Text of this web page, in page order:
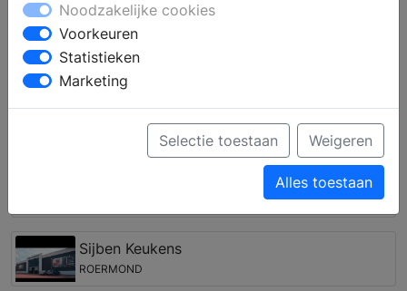
afspraak en laat u informeren over de verschillende
mogelijkheden op het gebied van keukenapparatuur,
werkbladen en opbergmogelijkheden. Uw specifieke
wensen kunnen door het ervaren team worden vertaald
Keukenwinkels in de regio Sittard
Sijben Keukens
ROERMOND
Noodzakelijke cookies
Voorkeuren
Statistieken
Marketing
Selectie toestaan Weigeren
Alles toestaan